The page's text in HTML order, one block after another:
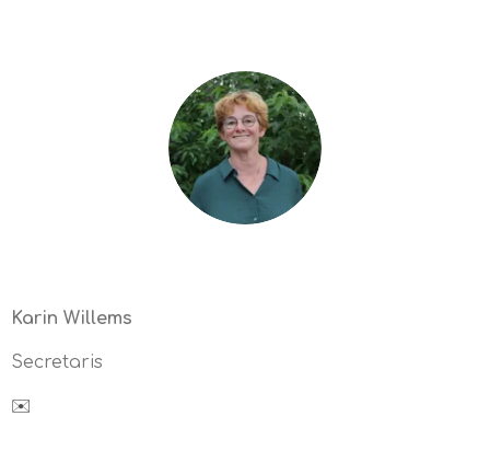
Karin Willems
Secretaris
✉️